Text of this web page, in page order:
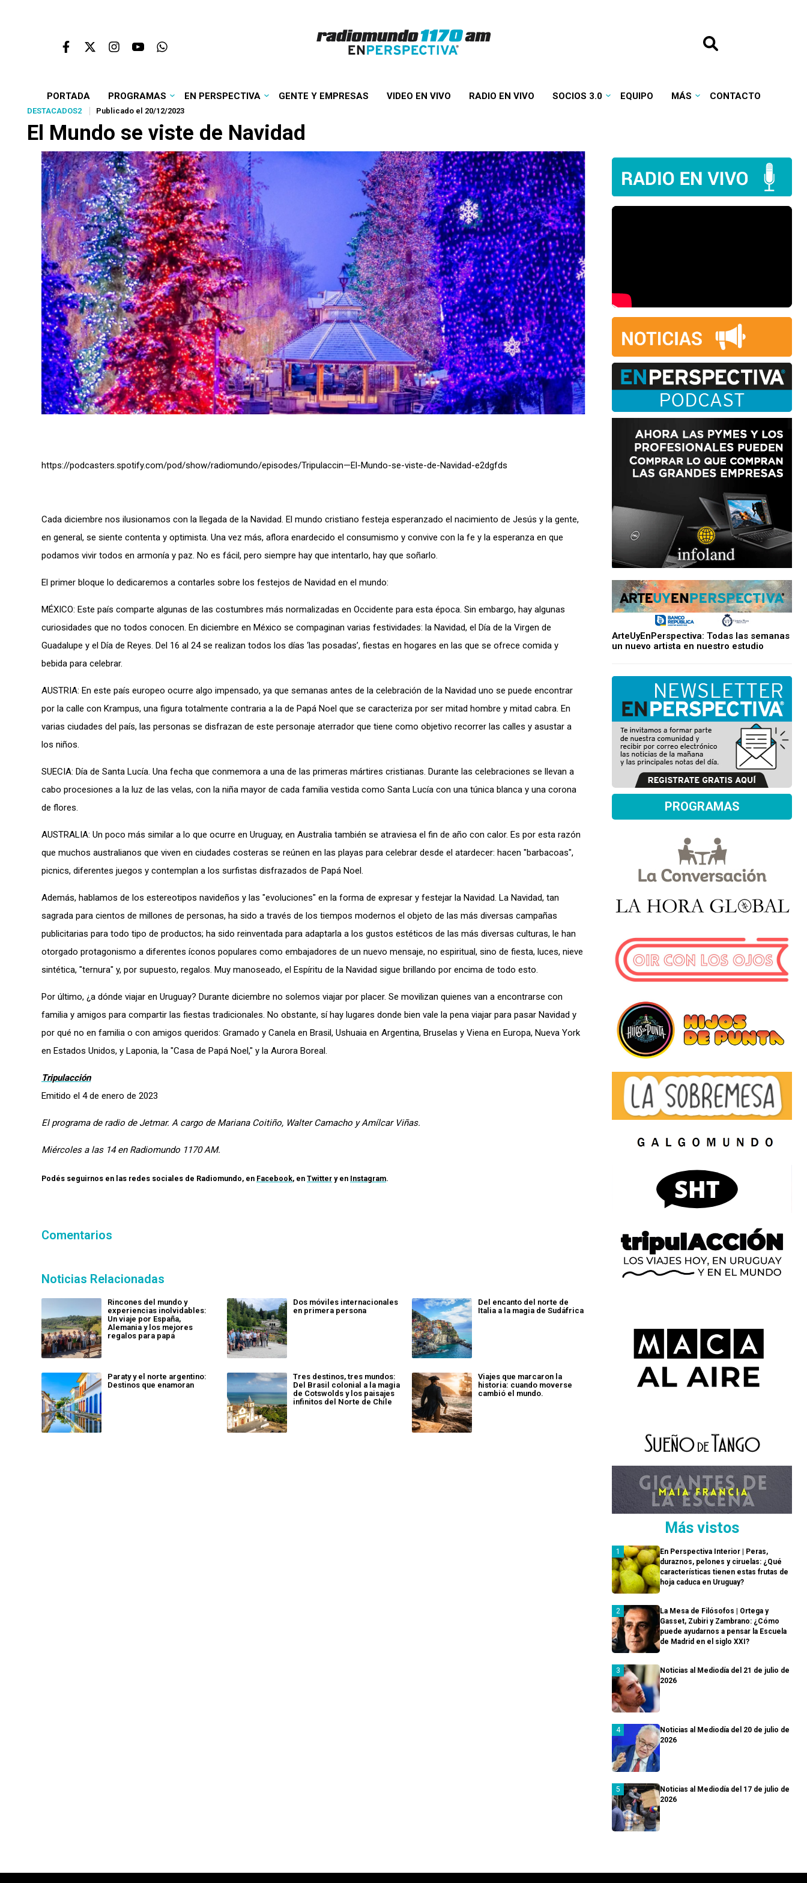
PORTADA PROGRAMAS EN PERSPECTIVA GENTE Y EMPRESAS VIDEO EN VIVO RADIO EN VIVO SOCIOS 3.0 EQUIPO MÁS CONTACTO
DESTACADOS2 Publicado el 20/12/2023
El Mundo se viste de Navidad
https://podcasters.spotify.com/pod/show/radiomundo/episodes/Tripulaccin—El-Mundo-se-viste-de-Navidad-e2dgfds
Cada diciembre nos ilusionamos con la llegada de la Navidad. El mundo cristiano festeja esperanzado el nacimiento de Jesús y la gente,
en general, se siente contenta y optimista. Una vez más, aflora enardecido el consumismo y convive con la fe y la esperanza en que
podamos vivir todos en armonía y paz. No es fácil, pero siempre hay que intentarlo, hay que soñarlo.
El primer bloque lo dedicaremos a contarles sobre los festejos de Navidad en el mundo:
MÉXICO: Este país comparte algunas de las costumbres más normalizadas en Occidente para esta época. Sin embargo, hay algunas
curiosidades que no todos conocen. En diciembre en México se compaginan varias festividades: la Navidad, el Día de la Virgen de
Guadalupe y el Día de Reyes. Del 16 al 24 se realizan todos los días ‘las posadas’, fiestas en hogares en las que se ofrece comida y
bebida para celebrar.
AUSTRIA: En este país europeo ocurre algo impensado, ya que semanas antes de la celebración de la Navidad uno se puede encontrar
por la calle con Krampus, una figura totalmente contraria a la de Papá Noel que se caracteriza por ser mitad hombre y mitad cabra. En
varias ciudades del país, las personas se disfrazan de este personaje aterrador que tiene como objetivo recorrer las calles y asustar a
los niños.
SUECIA: Día de Santa Lucía. Una fecha que conmemora a una de las primeras mártires cristianas. Durante las celebraciones se llevan a
cabo procesiones a la luz de las velas, con la niña mayor de cada familia vestida como Santa Lucía con una túnica blanca y una corona
de flores.
AUSTRALIA: Un poco más similar a lo que ocurre en Uruguay, en Australia también se atraviesa el fin de año con calor. Es por esta razón
que muchos australianos que viven en ciudades costeras se reúnen en las playas para celebrar desde el atardecer: hacen "barbacoas",
picnics, diferentes juegos y contemplan a los surfistas disfrazados de Papá Noel.
Además, hablamos de los estereotipos navideños y las "evoluciones" en la forma de expresar y festejar la Navidad. La Navidad, tan
sagrada para cientos de millones de personas, ha sido a través de los tiempos modernos el objeto de las más diversas campañas
publicitarias para todo tipo de productos; ha sido reinventada para adaptarla a los gustos estéticos de las más diversas culturas, le han
otorgado protagonismo a diferentes íconos populares como embajadores de un nuevo mensaje, no espiritual, sino de fiesta, luces, nieve
sintética, "ternura" y, por supuesto, regalos. Muy manoseado, el Espíritu de la Navidad sigue brillando por encima de todo esto.
Por último, ¿a dónde viajar en Uruguay? Durante diciembre no solemos viajar por placer. Se movilizan quienes van a encontrarse con
familia y amigos para compartir las fiestas tradicionales. No obstante, sí hay lugares donde bien vale la pena viajar para pasar Navidad y
por qué no en familia o con amigos queridos: Gramado y Canela en Brasil, Ushuaia en Argentina, Bruselas y Viena en Europa, Nueva York
en Estados Unidos, y Laponia, la "Casa de Papá Noel," y la Aurora Boreal.
Tripulacción
Emitido el 4 de enero de 2023
El programa de radio de Jetmar. A cargo de Mariana Coitiño, Walter Camacho y Amílcar Viñas.
Miércoles a las 14 en Radiomundo 1170 AM.
Podés seguirnos en las redes sociales de Radiomundo, en Facebook, en Twitter y en Instagram.
Comentarios
Noticias Relacionadas
Rincones del mundo y
experiencias inolvidables:
Un viaje por España,
Alemania y los mejores
regalos para papá
Dos móviles internacionales
en primera persona
Del encanto del norte de
Italia a la magia de Sudáfrica
Paraty y el norte argentino:
Destinos que enamoran
Tres destinos, tres mundos:
Del Brasil colonial a la magia
de Cotswolds y los paisajes
infinitos del Norte de Chile
Viajes que marcaron la
historia: cuando moverse
cambió el mundo.
ArteUyEnPerspectiva: Todas las semanas
un nuevo artista en nuestro estudio
PROGRAMAS
Más vistos
En Perspectiva Interior | Peras,
duraznos, pelones y ciruelas: ¿Qué
características tienen estas frutas de
hoja caduca en Uruguay?
La Mesa de Filósofos | Ortega y
Gasset, Zubiri y Zambrano: ¿Cómo
puede ayudarnos a pensar la Escuela
de Madrid en el siglo XXI?
Noticias al Mediodía del 21 de julio de
2026
Noticias al Mediodía del 20 de julio de
2026
Noticias al Mediodía del 17 de julio de
2026